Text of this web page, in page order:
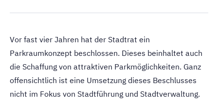
Vor fast vier Jahren hat der Stadtrat ein
Parkraumkonzept beschlossen. Dieses beinhaltet auch
die Schaffung von attraktiven Parkmöglichkeiten. Ganz
offensichtlich ist eine Umsetzung dieses Beschlusses
nicht im Fokus von Stadtführung und Stadtverwaltung.